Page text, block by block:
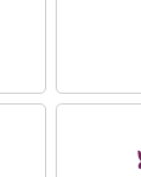
erg handzaam
het vernieuwde
5G Enterprise